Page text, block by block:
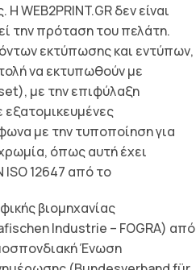
WEB2PRINT.GR δεν είναι
την πρόταση του πελάτη.
εκτύπωσης και εντύπων,
να εκτυπωθούν με
με την επιφύλαξη
με την τυποποίηση για
όπως αυτή έχει
ISO 12647 από το
βιομηχανίας
Industrie – FOGRA) από
Ένωση